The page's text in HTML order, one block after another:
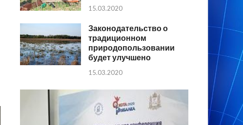
15.03.2020
Законодательство о
традиционном
природопользовании
будет улучшено
15.03.2020